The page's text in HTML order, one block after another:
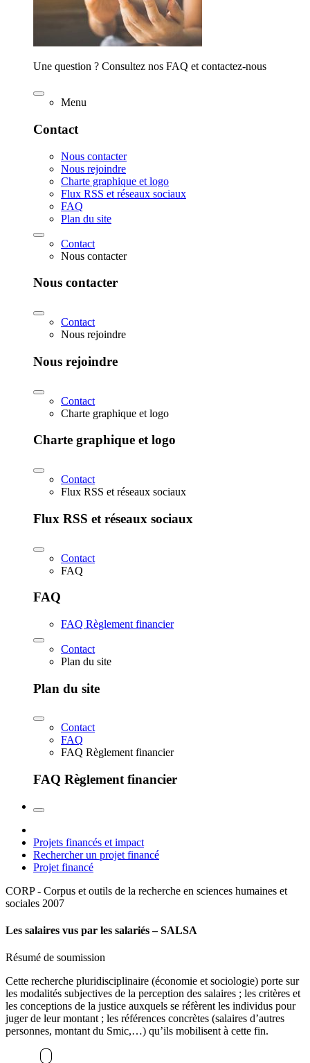
Une question ? Consultez nos FAQ et contactez-nous
Menu
Contact
Nous contacter
Nous rejoindre
Charte graphique et logo
Flux RSS et réseaux sociaux
FAQ
Plan du site
Contact
Nous contacter
Nous contacter
Contact
Nous rejoindre
Nous rejoindre
Contact
Charte graphique et logo
Charte graphique et logo
Contact
Flux RSS et réseaux sociaux
Flux RSS et réseaux sociaux
Contact
FAQ
FAQ
FAQ Règlement financier
Contact
Plan du site
Plan du site
Contact
FAQ
FAQ Règlement financier
FAQ Règlement financier
Projets financés et impact
Rechercher un projet financé
Projet financé
CORP - Corpus et outils de la recherche en sciences humaines et
sociales 2007
Les salaires vus par les salariés – SALSA
Résumé de soumission
Cette recherche pluridisciplinaire (économie et sociologie) porte sur
les modalités subjectives de la perception des salaires ; les critères et
les conceptions de la justice auxquels se réfèrent les individus pour
juger de leur montant ; les références concrètes (salaires d’autres
personnes, montant du Smic,…) qu’ils mobilisent à cette fin.